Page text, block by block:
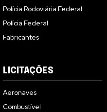
Polícia Rodoviária Federal
Polícia Federal
Fabricantes
LICITAÇÕES
Aeronaves
Combustível